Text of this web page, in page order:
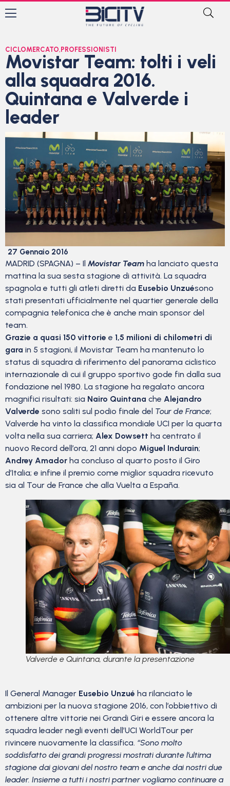
CICLOMERCATO, PROFESSIONISTI
Movistar Team: tolti i veli
alla squadra 2016.
Quintana e Valverde i
leader
27 Gennaio 2016
MADRID (SPAGNA) – Il Movistar Team ha lanciato questa
mattina la sua sesta stagione di attività. La squadra
spagnola e tutti gli atleti diretti da Eusebio Unzuésono
stati presentati ufficialmente nel quartier generale della
compagnia telefonica che è anche main sponsor del
team.
Grazie a quasi 150 vittorie e 1,5 milioni di chilometri di
gara in 5 stagioni, il Movistar Team ha mantenuto lo
status di squadra di riferimento del panorama ciclistico
internazionale di cui il gruppo sportivo gode fin dalla sua
fondazione nel 1980. La stagione ha regalato ancora
magnifici risultati: sia Nairo Quintana che Alejandro
Valverde sono saliti sul podio finale del Tour de France;
Valverde ha vinto la classifica mondiale UCI per la quarta
volta nella sua carriera; Alex Dowsett ha centrato il
nuovo Record dell’ora, 21 anni dopo Miguel Indurain;
Andrey Amador ha concluso al quarto posto il Giro
d’Italia; e infine il premio come miglior squadra ricevuto
sia al Tour de France che alla Vuelta a España.
Valverde e Quintana, durante la presentazione
Il General Manager Eusebio Unzué ha rilanciato le
ambizioni per la nuova stagione 2016, con l’obbiettivo di
ottenere altre vittorie nei Grandi Giri e essere ancora la
squadra leader negli eventi dell’UCI WorldTour per
rivincere nuovamente la classifica. “Sono molto
soddisfatto dei grandi progressi mostrati durante l’ultima
stagione dai giovani del nostro team e anche dai nostri due
leader. Insieme a tutti i nostri partner vogliamo continuare a